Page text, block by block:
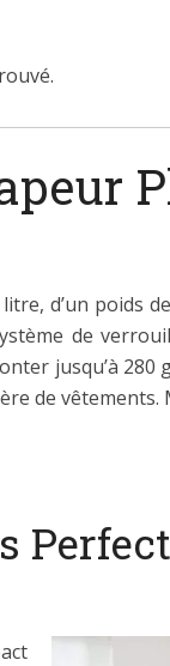
d’un poids
de
jusqu’à 280
de vêtements.